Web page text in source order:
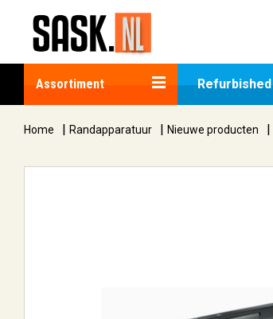
Assortiment Refurbished
Home | Randapparatuur | Nieuwe producten |